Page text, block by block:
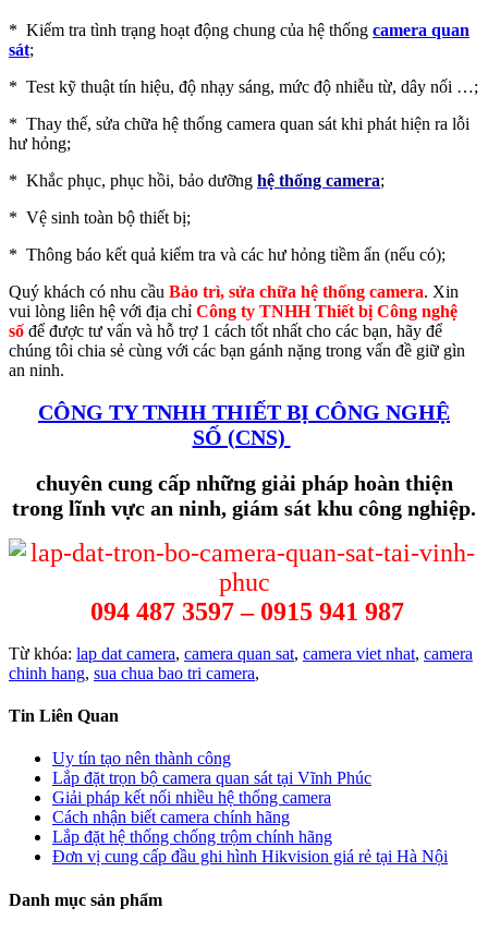
* Kiểm tra tình trạng hoạt động chung của hệ thống camera quan
sát;
* Test kỹ thuật tín hiệu, độ nhạy sáng, mức độ nhiễu từ, dây nối …;
* Thay thế, sửa chữa hệ thống camera quan sát khi phát hiện ra lỗi
hư hỏng;
* Khắc phục, phục hồi, bảo dưỡng hệ thống camera;
* Vệ sinh toàn bộ thiết bị;
* Thông báo kết quả kiểm tra và các hư hỏng tiềm ẩn (nếu có);
Quý khách có nhu cầu Bảo trì, sửa chữa hệ thống camera. Xin
vui lòng liên hệ với địa chỉ Công ty TNHH Thiết bị Công nghệ
số để được tư vấn và hỗ trợ 1 cách tốt nhất cho các bạn, hãy để
chúng tôi chia sẻ cùng với các bạn gánh nặng trong vấn đề giữ gìn
an ninh.
CÔNG TY TNHH THIẾT BỊ CÔNG NGHỆ
SỐ (CNS)
chuyên cung cấp những giải pháp hoàn thiện
trong lĩnh vực an ninh, giám sát khu công nghiệp.
094 487 3597 – 0915 941 987
Từ khóa: lap dat camera, camera quan sat, camera viet nhat, camera
chinh hang, sua chua bao tri camera,
Tin Liên Quan
Uy tín tạo nên thành công
Lắp đặt trọn bộ camera quan sát tại Vĩnh Phúc
Giải pháp kết nối nhiều hệ thống camera
Cách nhận biết camera chính hãng
Lắp đặt hệ thống chống trộm chính hãng
Đơn vị cung cấp đầu ghi hình Hikvision giá rẻ tại Hà Nội
Danh mục sản phẩm